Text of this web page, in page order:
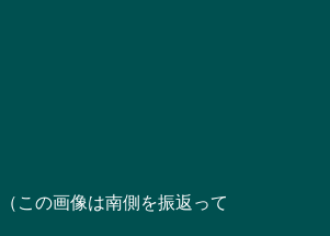
この画像は南側を振返って